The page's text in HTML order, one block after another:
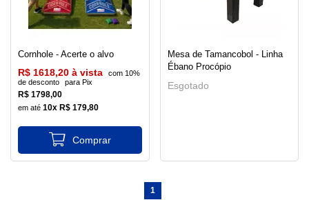
Cornhole - Acerte o alvo
R$ 1798,00
10x R$ 179,80
R$ 1618,20 à vista
com 10%
de desconto
para Pix
Mesa de Tamancobol - Linha
Ébano Procópio
Esgotado
1